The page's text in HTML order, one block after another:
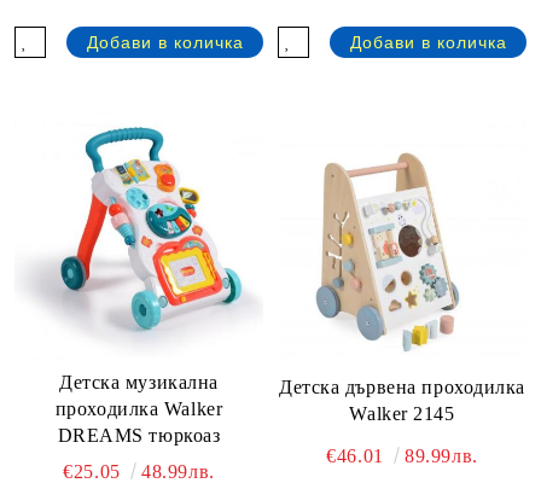
Детска музикална
проходилка Walker
DREAMS тюркоаз
€25.05
48.99лв.
Детска дървена проходилка
Walker 2145
€46.01 89.99лв.